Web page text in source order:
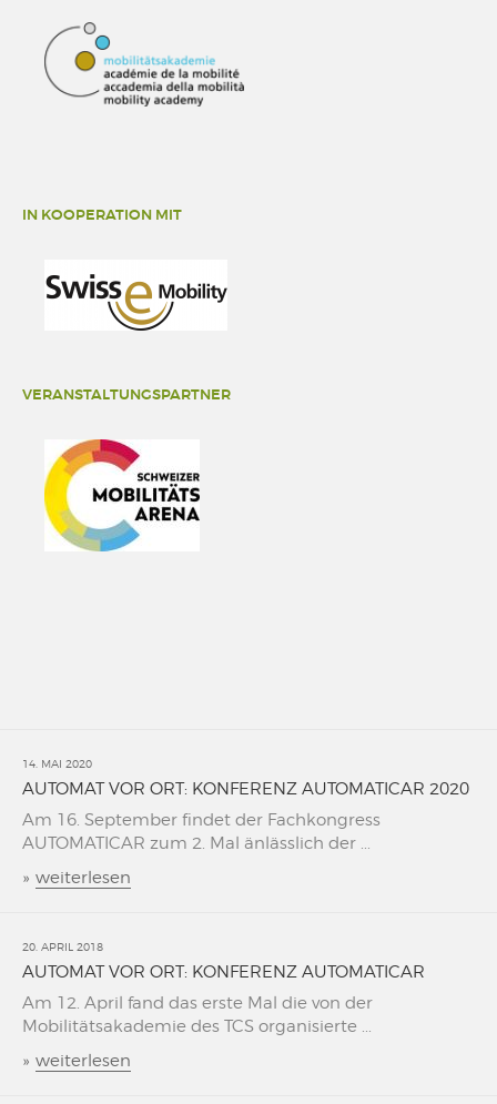
IN KOOPERATION MIT
VERANSTALTUNGSPARTNER
14. MAI 2020
AUTOMAT VOR ORT: KONFERENZ AUTOMATICAR 2020
Am 16. September findet der Fachkongress
AUTOMATICAR zum 2. Mal änlässlich der ...
» weiterlesen
20. APRIL 2018
AUTOMAT VOR ORT: KONFERENZ AUTOMATICAR
Am 12. April fand das erste Mal die von der
Mobilitätsakademie des TCS organisierte ...
» weiterlesen